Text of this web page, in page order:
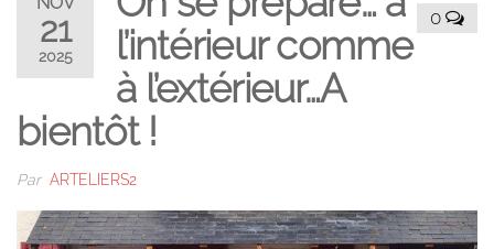
21
2025
0
l’intérieur comme
à l’extérieur…A
bientôt !
Par ARTELIERS2